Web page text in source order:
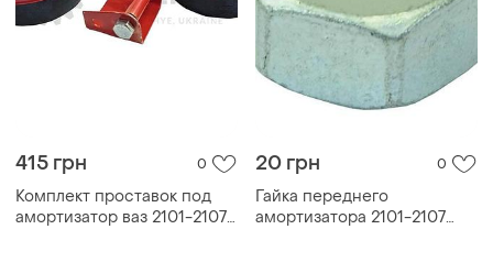
415 грн 0
Комплект проставок под
амортизатор ваз 2101-2107
20 грн 0
Гайка переднего
амортизатора 2101-2107